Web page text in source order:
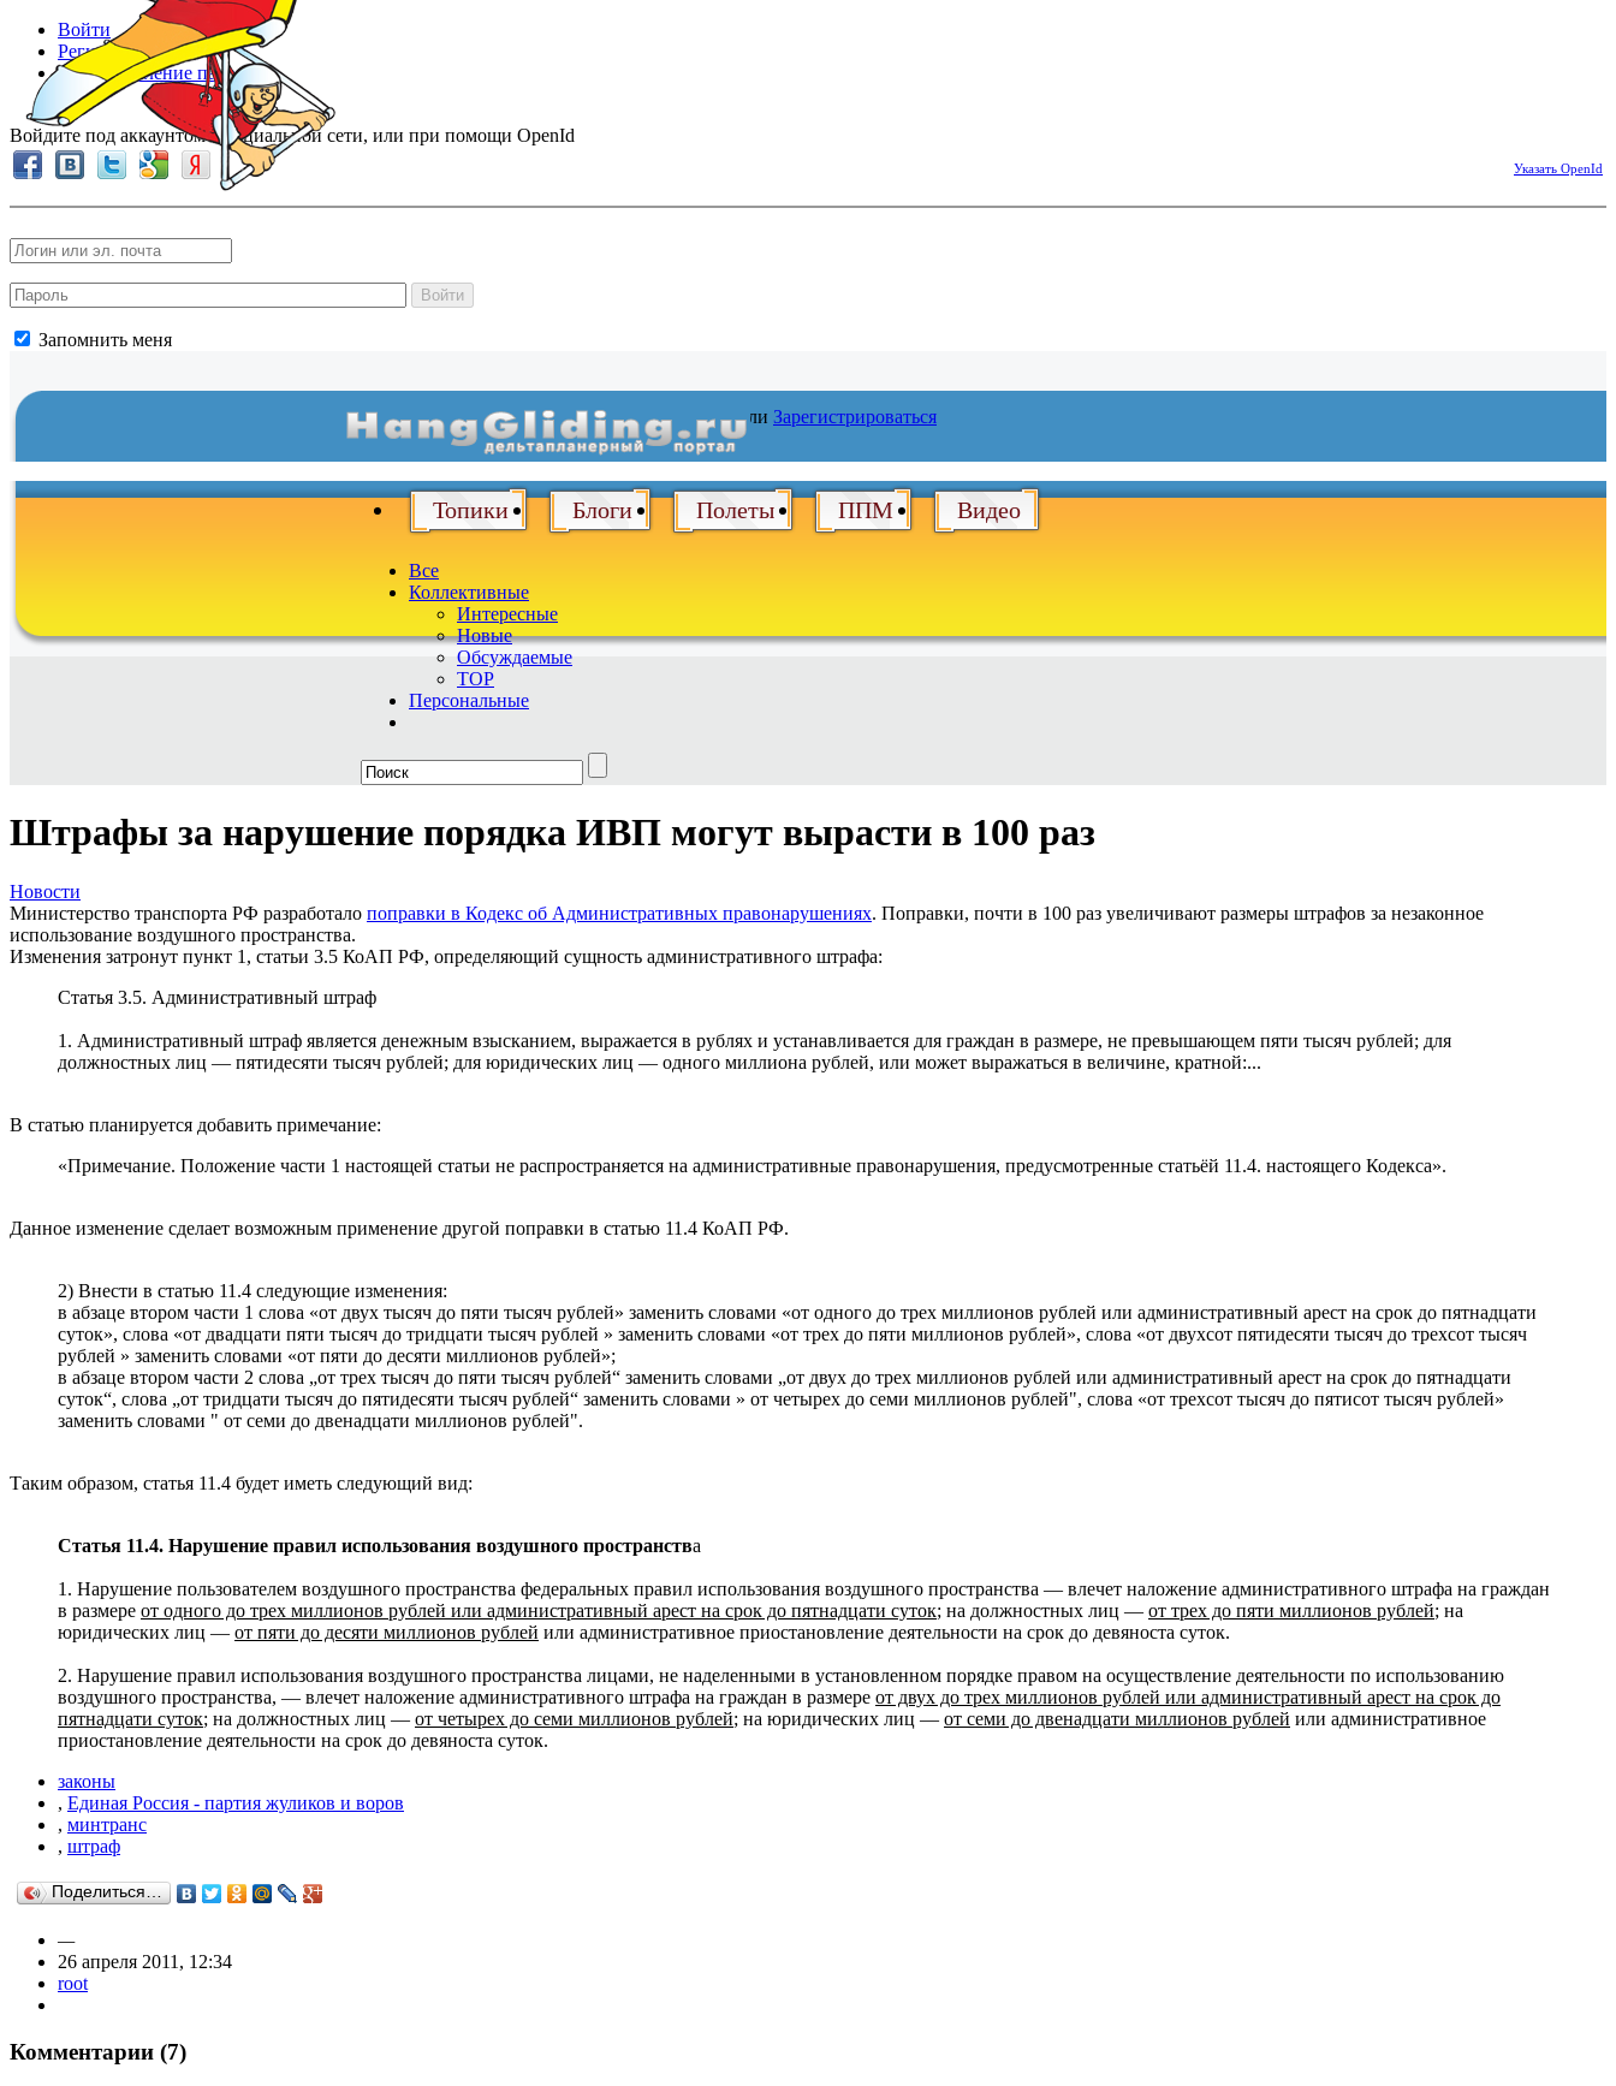
Войти
Регистрация
Восстановление пароля
Войдите под аккаунтом в социальной сети, или при помощи OpenId
Указать OpenId
Войти
Запомнить меня
Войтиили Зарегистрироваться
Топики Блоги Полеты ППМ Видео
Все
Коллективные
Интересные
Новые
Обсуждаемые
TOP
Персональные
Штрафы за нарушение порядка ИВП могут вырасти в 100 раз
Новости
Министерство транспорта РФ разработало поправки в Кодекс об Административных правонарушениях. Поправки, почти в 100 раз увеличивают размеры штрафов за незаконное
использование воздушного пространства.
Изменения затронут пункт 1, статьи 3.5 КоАП РФ, определяющий сущность административного штрафа:
Статья 3.5. Административный штраф
1. Административный штраф является денежным взысканием, выражается в рублях и устанавливается для граждан в размере, не превышающем пяти тысяч рублей; для
должностных лиц — пятидесяти тысяч рублей; для юридических лиц — одного миллиона рублей, или может выражаться в величине, кратной:...
В статью планируется добавить примечание:
«Примечание. Положение части 1 настоящей статьи не распространяется на административные правонарушения, предусмотренные статьёй 11.4. настоящего Кодекса».
Данное изменение сделает возможным применение другой поправки в статью 11.4 КоАП РФ.
2) Внести в статью 11.4 следующие изменения:
в абзаце втором части 1 слова «от двух тысяч до пяти тысяч рублей» заменить словами «от одного до трех миллионов рублей или административный арест на срок до пятнадцати
суток», слова «от двадцати пяти тысяч до тридцати тысяч рублей » заменить словами «от трех до пяти миллионов рублей», слова «от двухсот пятидесяти тысяч до трехсот тысяч
рублей » заменить словами «от пяти до десяти миллионов рублей»;
в абзаце втором части 2 слова „от трех тысяч до пяти тысяч рублей“ заменить словами „от двух до трех миллионов рублей или административный арест на срок до пятнадцати
суток“, слова „от тридцати тысяч до пятидесяти тысяч рублей“ заменить словами » от четырех до семи миллионов рублей", слова «от трехсот тысяч до пятисот тысяч рублей»
заменить словами " от семи до двенадцати миллионов рублей".
Таким образом, статья 11.4 будет иметь следующий вид:
Статья 11.4. Нарушение правил использования воздушного пространства
1. Нарушение пользователем воздушного пространства федеральных правил использования воздушного пространства — влечет наложение административного штрафа на граждан
в размере от одного до трех миллионов рублей или административный арест на срок до пятнадцати суток; на должностных лиц — от трех до пяти миллионов рублей; на
юридических лиц — от пяти до десяти миллионов рублей или административное приостановление деятельности на срок до девяноста суток.
2. Нарушение правил использования воздушного пространства лицами, не наделенными в установленном порядке правом на осуществление деятельности по использованию
воздушного пространства, — влечет наложение административного штрафа на граждан в размере от двух до трех миллионов рублей или административный арест на срок до
пятнадцати суток; на должностных лиц — от четырех до семи миллионов рублей; на юридических лиц — от семи до двенадцати миллионов рублей или административное
приостановление деятельности на срок до девяноста суток.
законы
, Единая Россия - партия жуликов и воров
, минтранс
, штраф
Поделиться…
—
26 апреля 2011, 12:34
root
Комментарии (7)